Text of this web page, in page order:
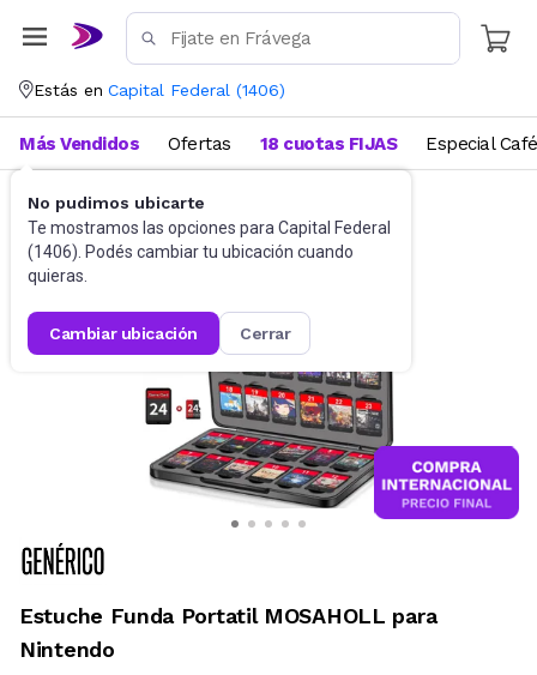
Estás en Capital Federal (1406)
No pudimos ubicarte
Te mostramos las opciones para Capital Federal
(1406). Podés cambiar tu ubicación cuando
quieras.
cambiar ubicación cerrar
Más Vendidos Ofertas 18 cuotas FIJAS Especial Café
Videojuegos Accesorios
Estuche Funda Portatil MOSAHOLL para
Nintendo